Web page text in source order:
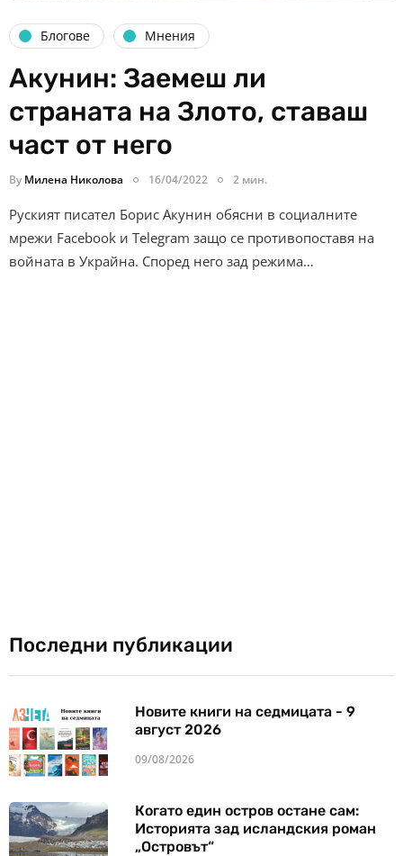
Блогове Мнения
Акунин: Заемеш ли
страната на Злото, ставаш
част от него
By Милена Николова 16/04/2022 2 мин.
Руският писател Борис Акунин обясни в социалните
мрежи Facebook и Telegram защо се противопоставя на
войната в Украйна. Според него зад режима…
Последни публикации
Новите книги на седмицата - 9
август 2026
09/08/2026
Когато един остров остане сам:
Историята зад исландския роман
„Островът“